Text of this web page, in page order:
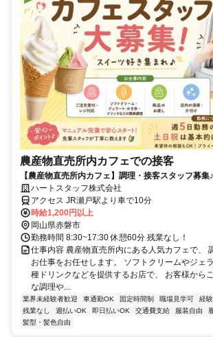
農産物直売所内カフェでの接客
【農産物直売所内カフェ】調理・接客スタッフ募集
ハートスタッフ株式会社
アクセス JR瀬戸駅より車で10分
時給1,200円以上
岡山県赤磐市
勤務時間 8:30~17:30 休憩60分 残業なし！
仕事内容 農産物直売所内にある人気カフェで、
お仕事をお任せします。 ソフトクリームやジェ
種ドリンクなどを提供するお店で、 お客様から
な調理や...
業界未経験者歓迎 車通勤OK 固定時間制 職場見学可 経
残業なし
週払いOK 即日払いOK 交通費支給 服装自由
髪型・髪色自由